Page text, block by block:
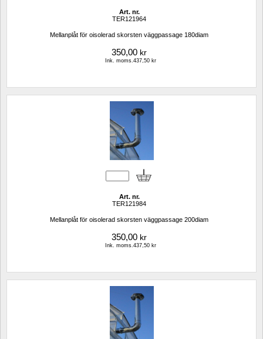
Art. nr.
TER121964
Mellanplåt för oisolerad skorsten väggpassage 180diam
350,00 kr
Ink. moms.437,50 kr
Art. nr.
TER121984
Mellanplåt för oisolerad skorsten väggpassage 200diam
350,00 kr
Ink. moms.437,50 kr